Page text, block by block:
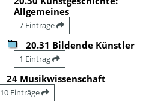
Allgemeines
7 Einträge
20.31 Bildende Künstler
1 Eintrag
24 Musikwissenschaft
10 Einträge